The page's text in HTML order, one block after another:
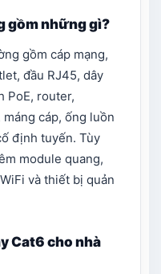
gồm những gì?
gồm cáp mạng,
đầu RJ45, dây
PoE, router,
cáp, ống luồn
định tuyến. Tùy
module quang,
và thiết bị quản
Cat6 cho nhà